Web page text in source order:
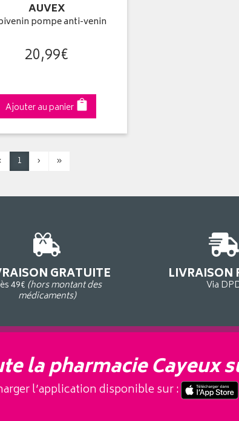
AUVEX
pompe anti-venin
20,99€
Ajouter au panier
1 › »
GRATUITE
49€ (hors montant des
médicaments)
LIVRAISON
Via
la pharmacie Cayeux
l’application disponible sur :